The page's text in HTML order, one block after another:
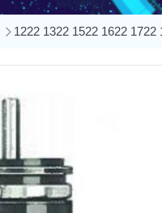
1222 1322 1522 1622